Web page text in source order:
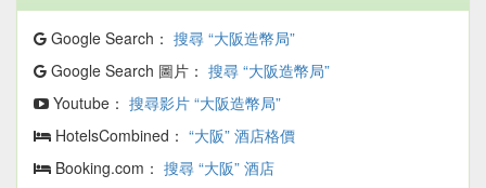
Google Search： 搜尋 “大阪造幣局”
Google Search 圖片： 搜尋 “大阪造幣局”
Youtube： 搜尋影片 “大阪造幣局”
HotelsCombined： “大阪” 酒店格價
Booking.com： 搜尋 “大阪” 酒店